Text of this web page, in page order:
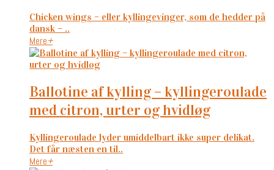
Chicken wings – eller kyllingevinger, som de hedder på
dansk – ..
Mere+
ballotine af kylling – kyllingeroulade
med citron, urter og hvidløg
Kyllingeroulade lyder umiddelbart ikke super delikat.
Det får næsten en til..
Mere+